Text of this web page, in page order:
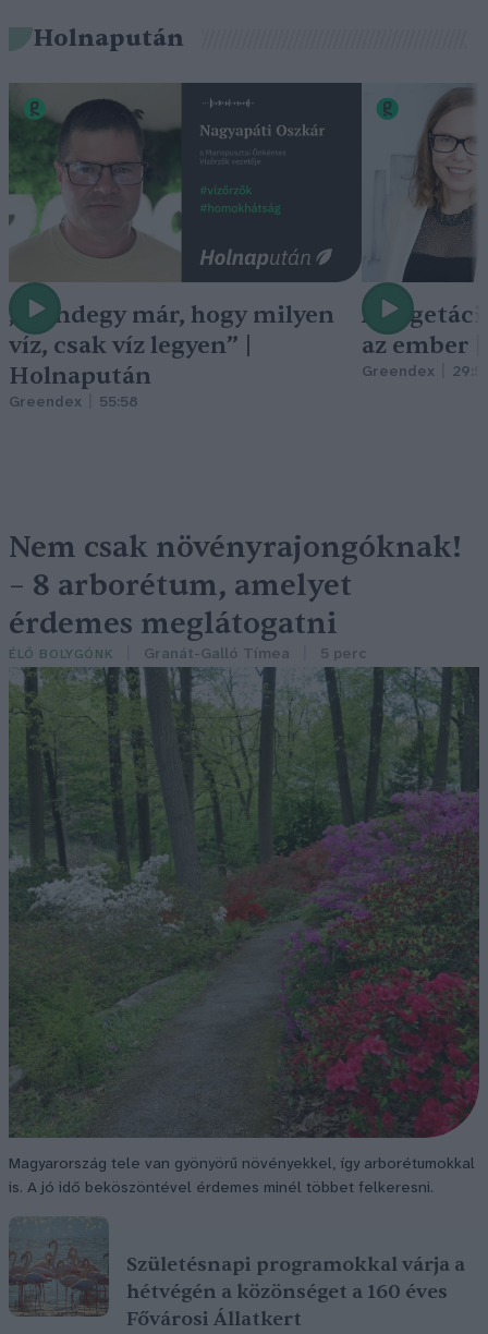
Holnapután
„Mindegy már, hogy milyen
víz, csak víz legyen” |
Holnapután
Greendex 55:58
A
az ember
Greendex
Nem csak növényrajongóknak!
– 8 arborétum, amelyet
érdemes meglátogatni
ÉLŐ BOLYGÓNK Granát-Galló Tímea 5 perc
Magyarország tele van gyönyörű növényekkel, így arborétumokkal
is. A jó idő beköszöntével érdemes minél többet felkeresni.
Születésnapi programokkal várja a
hétvégén a közönséget a 160 éves
Fővárosi Állatkert